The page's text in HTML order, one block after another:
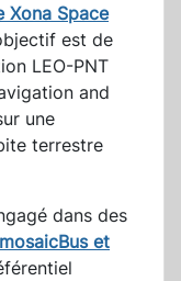
Xona Space
est de
LEO-PNT
and
une
terrestre
dans des
et